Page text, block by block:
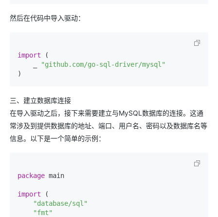
然后在代码中导入驱动：
import (
"github.com/go-sql-driver/mysql"
三、建立数据库连接
在导入驱动之后，接下来需要建立与MySQL数据库的连接。这通
常涉及到提供数据库的地址、端口、用户名、密码以及数据库名等
信息。以下是一个简单的示例：
package main
import (
"database/sql"
"fmt"